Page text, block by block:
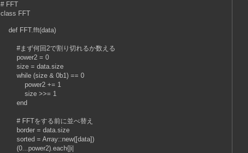
# FFT
class FFT
def FFT.fft(data)
#まず何回2で割り切れるか数える
power2 = 0
size = data.size
while (size & 0b1) == 0
power2 += 1
size >>= 1
end
# FFTをする前に並べ替え
border = data.size
sorted = Array::new([data])
(0...power2).each{|i|